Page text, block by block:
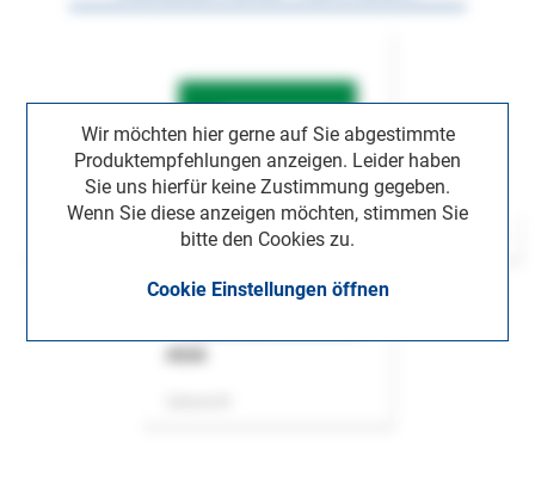
Wir möchten hier gerne auf Sie abgestimmte
Produktempfehlungen anzeigen. Leider haben
Sie uns hierfür keine Zustimmung gegeben.
Wenn Sie diese anzeigen möchten, stimmen Sie
bitte den Cookies zu.
Cookie Einstellungen öffnen